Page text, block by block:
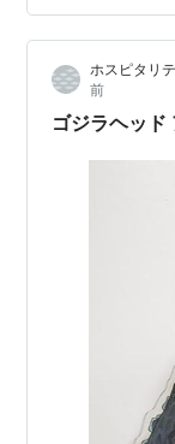
(@Televi_Kun)
象と言っていい
う事実、数字
ホスピタリ
前
ゴジラヘッ